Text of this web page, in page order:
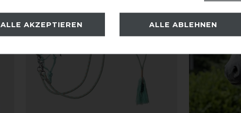
ALLE AKZEPTIEREN ALLE ABLEHNEN